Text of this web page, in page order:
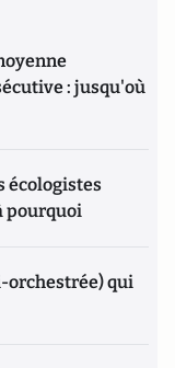
: jusqu'où
écologistes
pourquoi
orchestrée) qui